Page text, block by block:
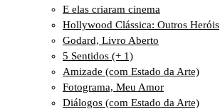
E elas criaram cinema
Hollywood Clássica: Outros Heróis
Godard, Livro Aberto
5 Sentidos (+ 1)
Amizade (com Estado da Arte)
Fotograma, Meu Amor
Diálogos (com Estado da Arte)